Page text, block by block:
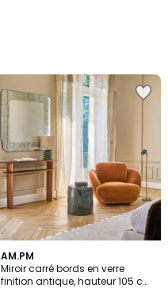
AM.PM
Miroir carré bords en verre
finition antique, hauteur 105 cm,